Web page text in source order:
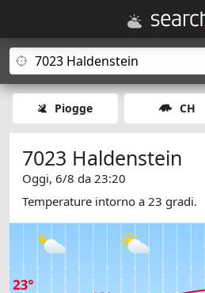
Piogge CH
7023 Haldenstein
Oggi, 6/8 da 23:20
Temperature intorno a 23 gradi.